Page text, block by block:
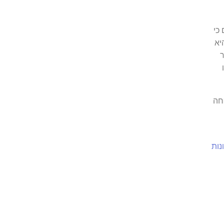
כי
רומנטית בצפון כחלק מחגיגת יום הולדת 30 היא
ארוחה